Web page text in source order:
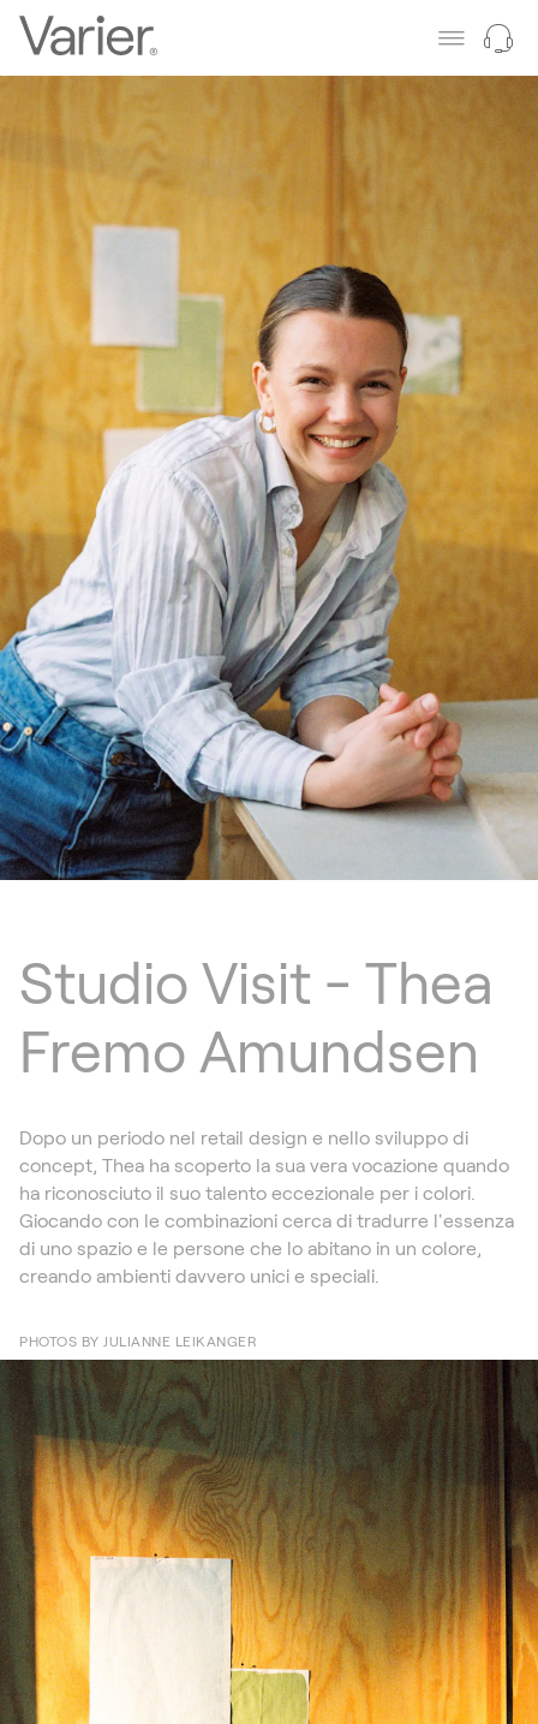
Studio Visit - Thea
Fremo Amundsen
Dopo un periodo nel retail design e nello sviluppo di
concept, Thea ha scoperto la sua vera vocazione quando
ha riconosciuto il suo talento eccezionale per i colori.
Giocando con le combinazioni cerca di tradurre l'essenza
di uno spazio e le persone che lo abitano in un colore,
creando ambienti davvero unici e speciali.
PHOTOS BY JULIANNE LEIKANGER